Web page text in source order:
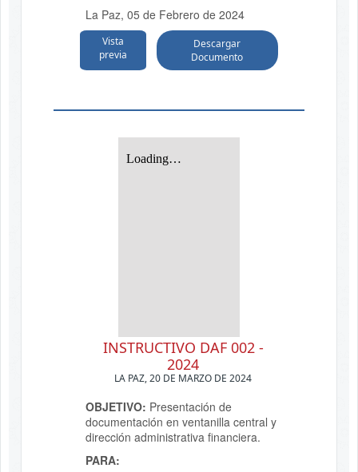
La Paz, 05 de Febrero de 2024
Vista
previa
Descargar
Documento
INSTRUCTIVO DAF 002 -
2024
LA PAZ, 20 DE MARZO DE 2024
OBJETIVO: Presentación de
documentación en ventanilla central y
dirección administrativa financiera.
PARA: